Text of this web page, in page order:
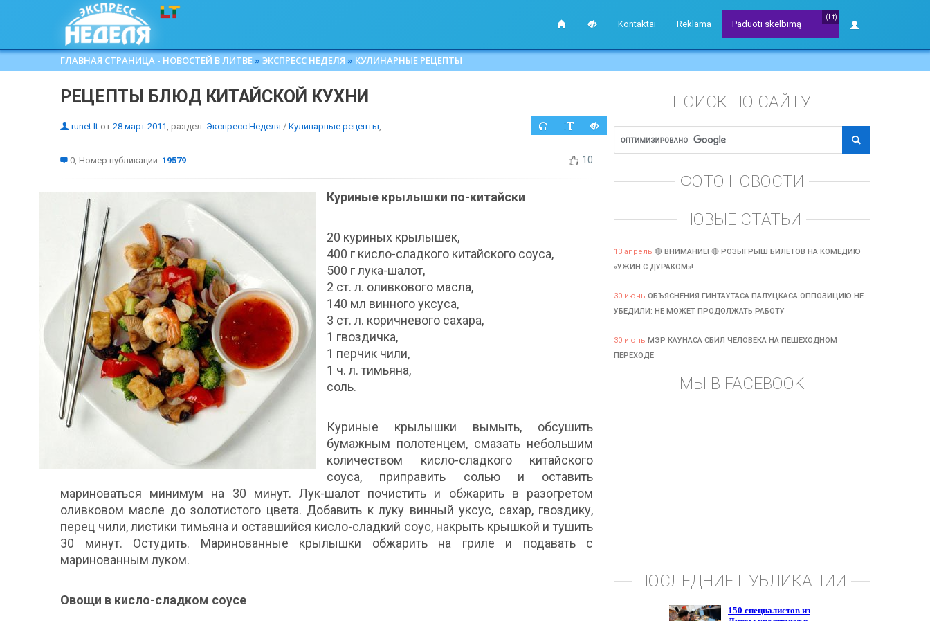
Kontaktai Reklama
(Lt)
Paduoti skelbimą
ГЛАВНАЯ СТРАНИЦА - НОВОСТЕЙ В ЛИТВЕ » ЭКСПРЕСС НЕДЕЛЯ » КУЛИНАРНЫЕ РЕЦЕПТЫ
РЕЦЕПТЫ БЛЮД КИТАЙСКОЙ КУХНИ
runet.lt от 28 март 2011, раздел: Экспресс Неделя / Кулинарные рецепты,
0, Номер публикации: 19579 10
Куриные крылышки по-китайски
20 куриных крылышек,
400 г кисло-сладкого китайского соуса,
500 г лука-шалот,
2 ст. л. оливкового масла,
140 мл винного уксуса,
3 ст. л. коричневого сахара,
1 гвоздичка,
1 перчик чили,
1 ч. л. тимьяна,
соль.
Куриные крылышки вымыть, обсушить
бумажным полотенцем, смазать небольшим
количеством кисло-сладкого китайского
соуса, приправить солью и оставить
мариноваться минимум на 30 минут. Лук-шалот почистить и обжарить в разогретом
оливковом масле до золотистого цвета. Добавить к луку винный уксус, сахар, гвоздику,
перец чили, листики тимьяна и оставшийся кисло-сладкий соус, накрыть крышкой и тушить
30 минут. Остудить. Маринованные крылышки обжарить на гриле и подавать с
маринованным луком.
Овощи в кисло-сладком соусе
ПОИСК ПО САЙТУ
ФОТО НОВОСТИ
НОВЫЕ СТАТЬИ
13 апрель 🔴 ВНИМАНИЕ! 🔴 РОЗЫГРЫШ БИЛЕТОВ НА КОМЕДИЮ
«УЖИН С ДУРАКОМ»!
30 июнь ОБЪЯСНЕНИЯ ГИНТАУТАСА ПАЛУЦКАСА ОППОЗИЦИЮ НЕ
УБЕДИЛИ: НЕ МОЖЕТ ПРОДОЛЖАТЬ РАБОТУ
30 июнь МЭР КАУНАСА СБИЛ ЧЕЛОВЕКА НА ПЕШЕХОДНОМ
ПЕРЕХОДЕ
МЫ В FACEBOOK
ПОСЛЕДНИЕ ПУБЛИКАЦИИ